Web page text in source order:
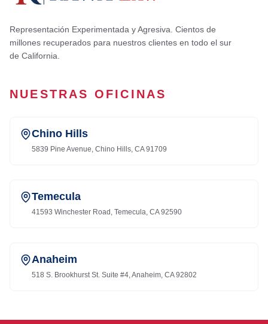
Representación Experimentada y Agresiva. Cientos de
millones recuperados para nuestros clientes en todo el sur
de California.
NUESTRAS OFICINAS
Chino Hills
5839 Pine Avenue, Chino Hills, CA 91709
Temecula
41593 Winchester Road, Temecula, CA 92590
Anaheim
518 S. Brookhurst St. Suite #4, Anaheim, CA 92802